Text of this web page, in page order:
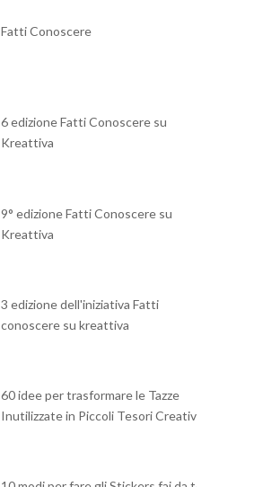
Fatti Conoscere
6 edizione Fatti Conoscere su
Kreattiva
9° edizione Fatti Conoscere su
Kreattiva
3 edizione dell'iniziativa Fatti
conoscere su kreattiva
60 idee per trasformare le Tazze
Inutilizzate in Piccoli Tesori Creativi